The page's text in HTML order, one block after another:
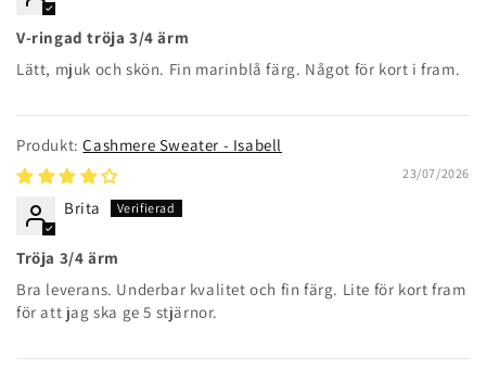
V-ringad tröja 3/4 ärm
Lätt, mjuk och skön. Fin marinblå färg. Något för kort i fram.
Cashmere Sweater - Isabell
23/07/2026
Brita
Tröja 3/4 ärm
Bra leverans. Underbar kvalitet och fin färg. Lite för kort fram
för att jag ska ge 5 stjärnor.